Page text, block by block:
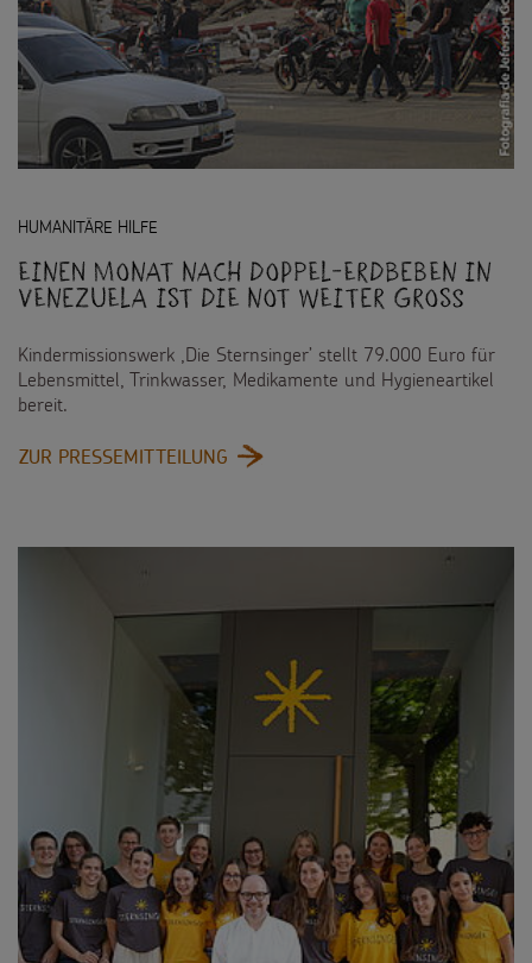
HUMANITÄRE HILFE
Einen Monat nach Doppel-Erdbeben in
Venezuela ist die Not weiter groß
Kindermissionswerk ,Die Sternsinger’ stellt 79.000 Euro für
Lebensmittel, Trinkwasser, Medikamente und Hygieneartikel
bereit.
ZUR PRESSEMITTEILUNG
IN
NOT
WEITER